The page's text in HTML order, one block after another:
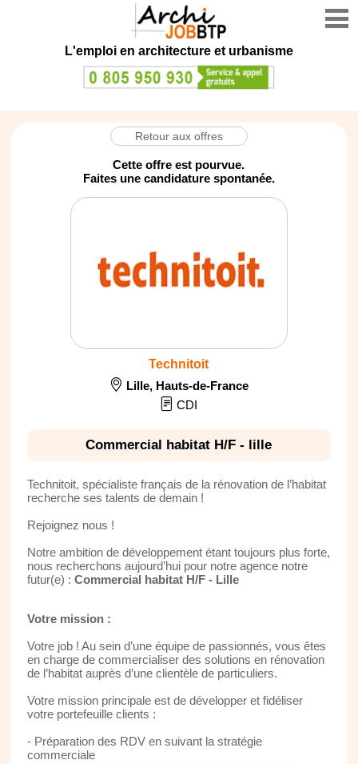
L'emploi en architecture et urbanisme
Retour aux offres
Cette offre est pourvue.
Faites une candidature spontanée.
Technitoit
Lille, Hauts-de-France
CDI
Commercial habitat H/F - lille
Technitoit, spécialiste français de la rénovation de l’habitat
recherche ses talents de demain !
Rejoignez nous !
Notre ambition de développement étant toujours plus forte,
nous recherchons aujourd’hui pour notre agence notre
futur(e) : Commercial habitat H/F - Lille
Votre mission :
Votre job ! Au sein d’une équipe de passionnés, vous êtes
en charge de commercialiser des solutions en rénovation
de l’habitat auprès d’une clientèle de particuliers.
Votre mission principale est de développer et fidéliser
votre portefeuille clients :
- Préparation des RDV en suivant la stratégie
commerciale